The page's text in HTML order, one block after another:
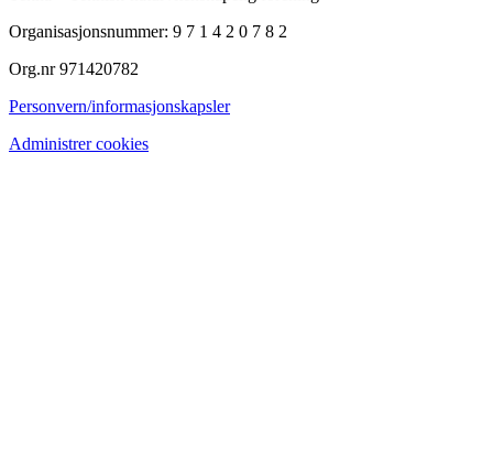
Organisasjonsnummer: 9 7 1 4 2 0 7 8 2
Org.nr 971420782
Personvern/informasjonskapsler
Administrer cookies